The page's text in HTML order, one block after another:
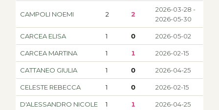
CAMPOLI NOEMI 2 2
2026-03-28 -
2026-05-30
CARCEA ELISA 1 0 2026-05-02
CARCEA MARTINA 1 1 2026-02-15
CATTANEO GIULIA 1 0 2026-04-25
CELESTE REBECCA 1 0 2026-02-15
D'ALESSANDRO NICOLE 1 1 2026-04-25